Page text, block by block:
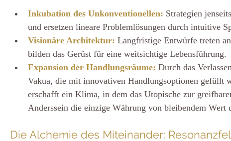
Inkubation des Unkonventionellen: Strategien
und ersetzen lineare Problemlösungen durch intuitive
Visionäre Architektur: Langfristige Entwürfe treten
bilden das Gerüst für eine weitsichtige Lebensführung.
Expansion der Handlungsräume: Durch das
Vakua, die mit innovativen Handlungsoptionen gefüllt
erschafft ein Klima, in dem das Utopische zur
Anderssein die einzige Währung von bleibendem Wert
Die Alchemie des Miteinander: